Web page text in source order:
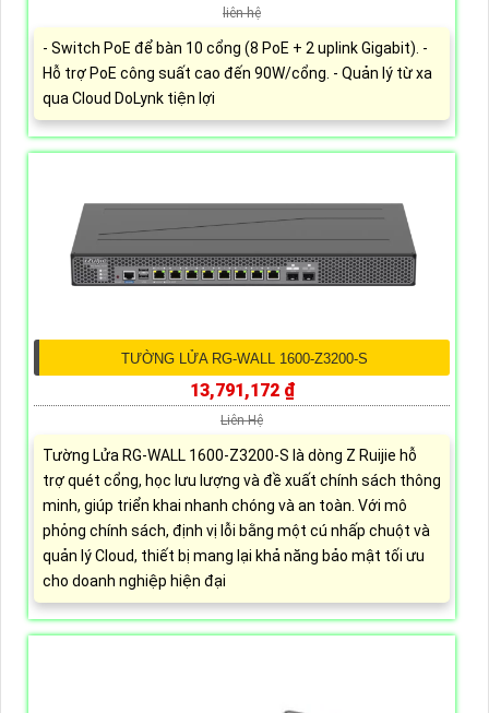
liên hệ
- Switch PoE để bàn 10 cổng (8 PoE + 2 uplink Gigabit). -
Hỗ trợ PoE công suất cao đến 90W/cổng. - Quản lý từ xa
qua Cloud DoLynk tiện lợi
TƯỜNG LỬA RG-WALL 1600-Z3200-S
13,791,172 ₫
Liên Hệ
Tường Lửa RG-WALL 1600-Z3200-S là dòng Z Ruijie hỗ
trợ quét cổng, học lưu lượng và đề xuất chính sách thông
minh, giúp triển khai nhanh chóng và an toàn. Với mô
phỏng chính sách, định vị lỗi bằng một cú nhấp chuột và
quản lý Cloud, thiết bị mang lại khả năng bảo mật tối ưu
cho doanh nghiệp hiện đại